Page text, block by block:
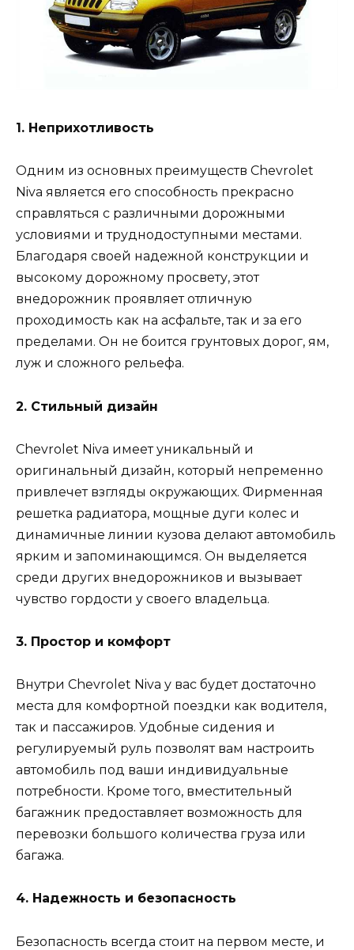
1. Неприхотливость
Одним из основных преимуществ Chevrolet
Niva является его способность прекрасно
справляться с различными дорожными
условиями и труднодоступными местами.
Благодаря своей надежной конструкции и
высокому дорожному просвету, этот
внедорожник проявляет отличную
проходимость как на асфальте, так и за его
пределами. Он не боится грунтовых дорог, ям,
луж и сложного рельефа.
2. Стильный дизайн
Chevrolet Niva имеет уникальный и
оригинальный дизайн, который непременно
привлечет взгляды окружающих. Фирменная
решетка радиатора, мощные дуги колес и
динамичные линии кузова делают автомобиль
ярким и запоминающимся. Он выделяется
среди других внедорожников и вызывает
чувство гордости у своего владельца.
3. Простор и комфорт
Внутри Chevrolet Niva у вас будет достаточно
места для комфортной поездки как водителя,
так и пассажиров. Удобные сидения и
регулируемый руль позволят вам настроить
автомобиль под ваши индивидуальные
потребности. Кроме того, вместительный
багажник предоставляет возможность для
перевозки большого количества груза или
багажа.
4. Надежность и безопасность
Безопасность всегда стоит на первом месте, и